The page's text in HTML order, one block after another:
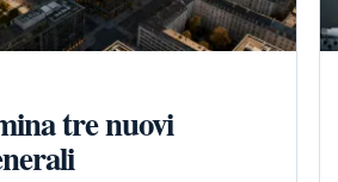
tre nuovi